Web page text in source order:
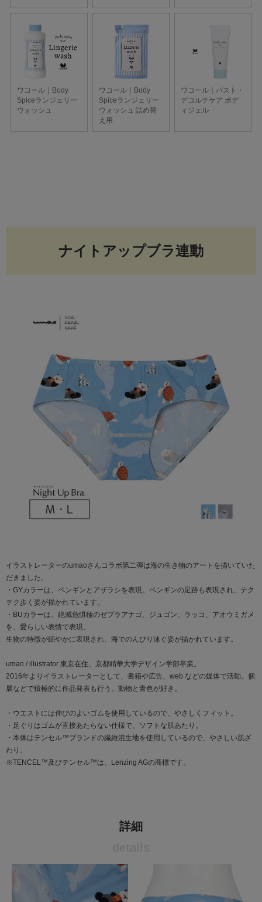
ナイトアップブラ連動
イラストレーターのumaoさんコラボ第二弾は海の生き物のアートを描いていた
だきました。
・GYカラーは、ペンギンとアザラシを表現。ペンギンの足跡も表現され、テク
テク歩く姿が描かれています。
・BUカラーは、絶滅危惧種のゼブラアナゴ、ジュゴン、ラッコ、アオウミガメ
を、愛らしい表情で表現。
生物の特徴が細やかに表現され、海でのんびり泳ぐ姿が描かれています。
umao / illustrator 東京在住、京都精華大学デザイン学部卒業。
2016年よりイラストレーターとして、書籍や広告、web などの媒体で活動。個
展などで積極的に作品発表も行う。動物と青色が好き。
・ウエストには伸びのよいゴムを使用しているので、やさしくフィット。
・足ぐりはゴムが直接あたらない仕様で、ソフトな肌あたり。
・本体はテンセル™ブランドの繊維混生地を使用しているので、やさしい肌ざ
わり。
※TENCEL™及びテンセル™は、Lenzing AGの商標です。
詳細